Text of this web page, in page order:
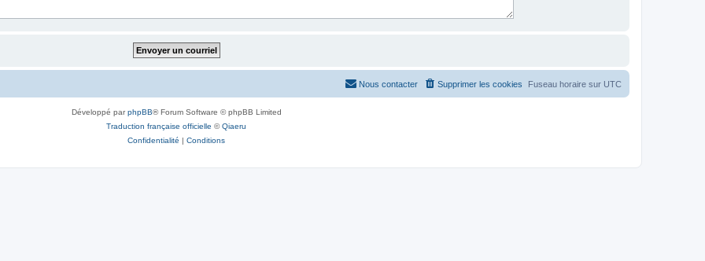
Fuseau horaire sur UTC
Supprimer les cookies
Nous contacter
Développé parphpBB® Forum Software © phpBB Limited
Traduction française officielle ©Qiaeru
Confidentialité | Conditions